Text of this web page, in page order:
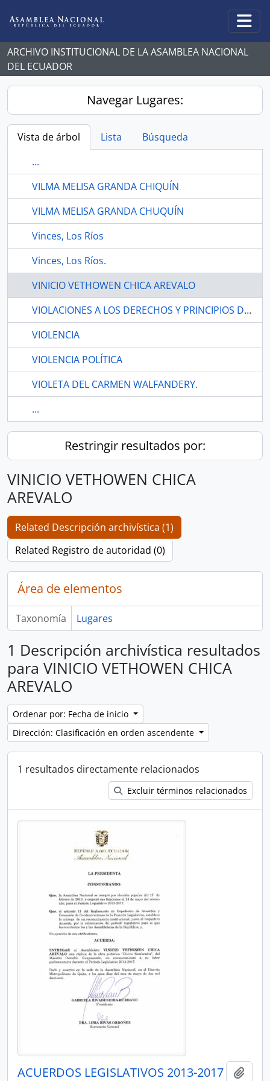
ARCHIVO INSTITUCIONAL DE LA ASAMBLEA NACIONAL
DEL ECUADOR
Navegar Lugares:
Vista de árbol Lista
Búsqueda
...
VILMA MELISA GRANDA CHIQUÍN
VILMA MELISA GRANDA CHUQUÍN
Vinces, Los Ríos
Vinces, Los Ríos.
VINICIO VETHOWEN CHICA AREVALO
VIOLACIONES A LOS DERECHOS Y PRINCIPIOS DETERMINADOS EN LA CONSTITUCIÓN
VIOLENCIA
VIOLENCIA POLÍTICA
VIOLETA DEL CARMEN WALFANDERY.
...
Restringir resultados por:
VINICIO VETHOWEN CHICA
AREVALO
Related Descripción archivística (1)
Related Registro de autoridad (0)
Área de elementos
Taxonomía Lugares
1 Descripción archivística resultados
para VINICIO VETHOWEN CHICA
AREVALO
Ordenar por: Fecha de inicio
Dirección: Clasificación en orden ascendente
1 resultados directamente relacionados
Excluir términos relacionados
ACUERDOS LEGISLATIVOS 2013-2017